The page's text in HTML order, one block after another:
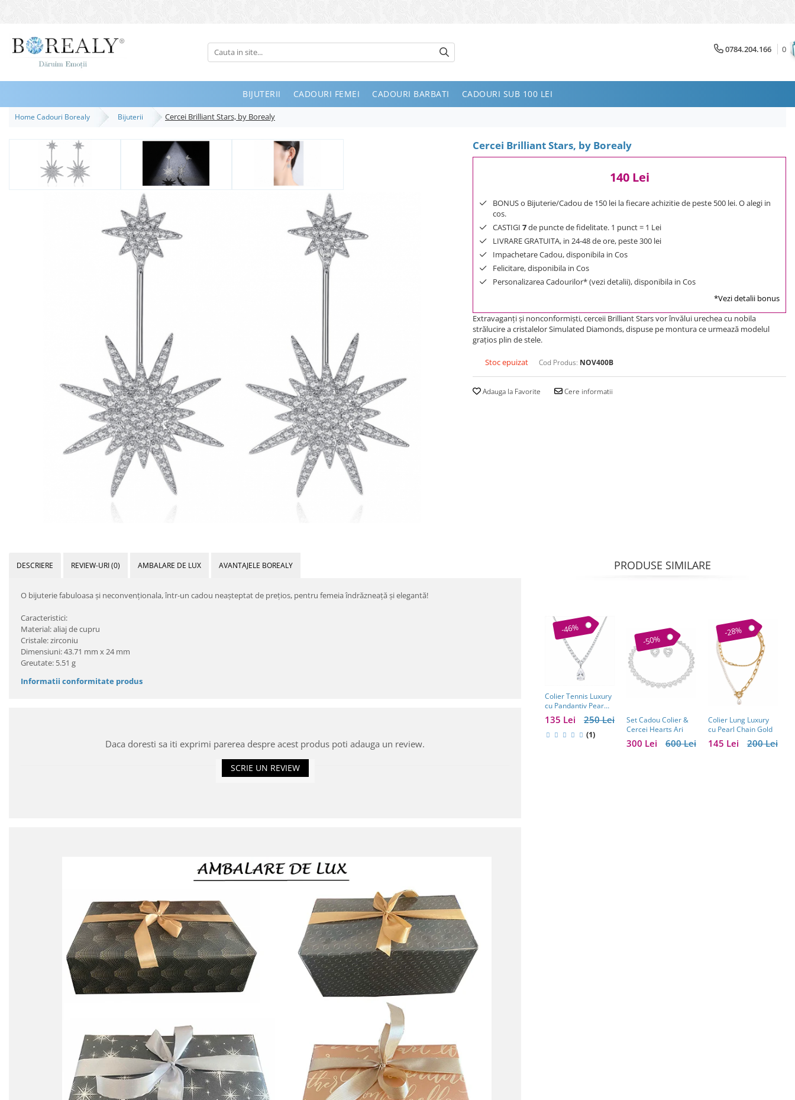
Bijuterii
Inele
Bratari
200 Lei - 300 Lei
0784.204.166 0
BIJUTERII CADOURI FEMEI CADOURI BARBATI CADOURI SUB 100 LEI
Home Cadouri Borealy Bijuterii Cercei Brilliant Stars, by Borealy
Cercei Brilliant Stars, by Borealy
140 Lei
BONUS o Bijuterie/Cadou de 150 lei la fiecare achizitie de peste 500 lei. O alegi in
cos.
CASTIGI 7de puncte de fidelitate. 1 punct = 1 Lei
LIVRARE GRATUITA, in 24-48 de ore, peste 300 lei
Impachetare Cadou, disponibila in Cos
Felicitare, disponibila in Cos
Personalizarea Cadourilor* (vezi detalii), disponibila in Cos
*Vezi detalii bonus
Extravaganţi şi nonconformişti, cerceii Brilliant Stars vor învălui urechea cu nobila
strălucire a cristalelor Simulated Diamonds, dispuse pe montura ce urmează modelul
graţios plin de stele.
Stoc epuizat Cod Produs: NOV400B
Adauga la Favorite Cere informatii
DESCRIERE REVIEW-URI(0) AMBALARE DE LUX AVANTAJELE BOREALY
O bijuterie fabuloasa şi neconvenţionala, într-un cadou neaşteptat de preţios, pentru femeia îndrăzneaţă şi elegantă!
Caracteristici:
Material: aliaj de cupru
Cristale: zirconiu
Dimensiuni: 43.71 mm x 24 mm
Greutate: 5.51 g
Informatii conformitate produs
Daca doresti sa iti exprimi parerea despre acest produs poti adauga un review.
SCRIE UN REVIEW
PRODUSE SIMILARE
-46%
Colier Tennis Luxury
cu Pandantiv Pear
Cut – Eleganță
Atemporală 250 Lei
135 Lei
(1)
-50%
Set Cadou Colier &
Cercei Hearts Ari
600 Lei
300 Lei
-28%
Colier Lung Luxury
cu Pearl Chain Gold
200 Lei
145 Lei